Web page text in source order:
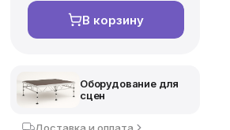
В корзину
Оборудование для
сцен